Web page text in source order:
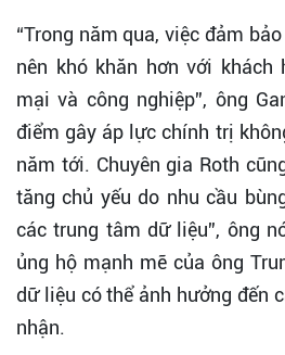
“Trong năm qua, việc đảm
nên khó khăn hơn với khách
mại và công nghiệp”, ông
điểm gây áp lực chính trị
năm tới. Chuyên gia Roth
tăng chủ yếu do nhu cầu
các trung tâm dữ liệu”, ông
ủng hộ mạnh mẽ của ông
dữ liệu có thể ảnh hưởng đến
nhận.